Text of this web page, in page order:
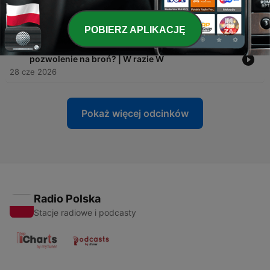
z Zełenskim? | W razie W
05 lip 2026
44 - Coraz więcej Polaków się zbroi. Jak dostać
pozwolenie na broń? | W razie W
28 cze 2026
Pokaż więcej odcinków
Radio Polska
Stacje radiowe i podcasty
POBIERZ APLIKACJĘ